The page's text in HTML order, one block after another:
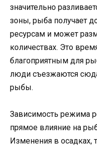
значительно
зоны, рыба получает
ресурсам и может
количествах. Это
благоприятным для
люди съезжаются
рыбы.
Зависимость режима
прямое влияние на
Изменения в осадках,